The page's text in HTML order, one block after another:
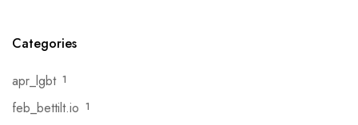
Categories
apr_lgbt 1
feb_bettilt.io 1